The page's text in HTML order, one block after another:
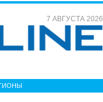
7 АВГУСТА 2026